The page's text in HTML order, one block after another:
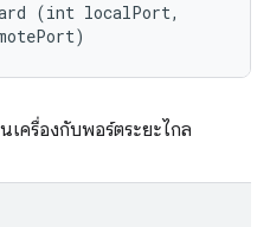
(int localPort,
เครื่องกับพอร์ตระยะไกล